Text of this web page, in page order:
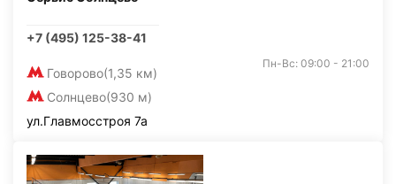
+7 (495) 125-38-41
Говорово(1,35 км)
Солнцево(930 м)
Пн-Вс: 09:00 - 21:00
ул.Главмосстроя 7а